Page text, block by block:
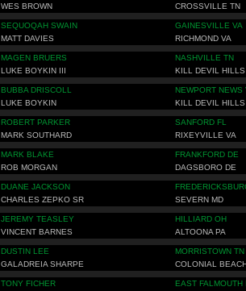
WES BROWN CROSSVILLE TN
SEQUOQAH SWAIN
GAINESVILLE VA
MATT DAVIES RICHMOND VA
MAGEN BRUERS
NASHVILLE TN
LUKE BOYKIN III KILL DEVIL HILLS
BUBBA DRISCOLL
NEWPORT NEWS
LUKE BOYKIN KILL DEVIL HILLS
ROBERT PARKER
SANFORD FL
MARK SOUTHARD RIXEYVILLE VA
MARK BLAKE
FRANKFORD DE
ROB MORGAN DAGSBORO DE
DUANE JACKSON
CHARLES ZEPKO SR SEVERN MD
JEREMY TEASLEY
HILLIARD OH
VINCENT BARNES ALTOONA PA
DUSTIN LEE
MORRISTOWN TN
GALADREIA SHARPE COLONIAL
TONY FICHER
EAST FALMOUTH